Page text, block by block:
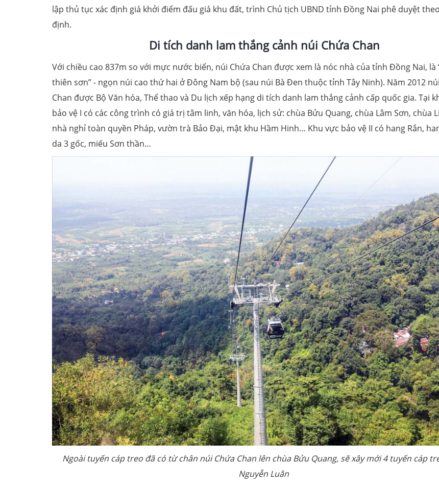
lập thủ tục xác định giá khởi điểm đấu giá khu đất, trình Chủ tịch UBND tỉnh Đồng Nai phê duyệt
định.
Di tích danh lam thắng cảnh núi Chứa Chan
Với chiều cao 837m so với mực nước biển, núi Chứa Chan được xem là nóc nhà của tỉnh Đồng Nai, là
thiên sơn” - ngọn núi cao thứ hai ở Đông Nam bộ (sau núi Bà Đen thuộc tỉnh Tây Ninh). Năm 2012
Chan được Bộ Văn hóa, Thể thao và Du lịch xếp hạng di tích danh lam thắng cảnh cấp quốc gia. Tại
bảo vệ I có các công trình có giá trị tâm linh, văn hóa, lịch sử: chùa Bửu Quang, chùa Lâm Sơn, chùa
nhà nghỉ toàn quyền Pháp, vườn trà Bảo Đại, mật khu Hầm Hinh… Khu vực bảo vệ II có hang Rắn,
da 3 gốc, miếu Sơn thần…
Ngoài tuyến cáp treo đã có từ chân núi Chứa Chan lên chùa Bửu Quang, sẽ xây mới 4 tuyến cáp
Nguyễn Luân